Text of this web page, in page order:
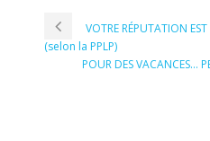
VOTRE RÉPUTATION
(selon la PPLP)
POUR DES VACANCES…